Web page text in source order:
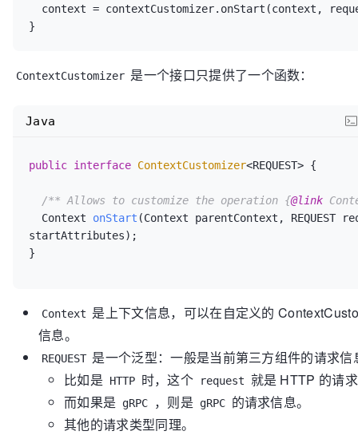
ContextCustomizer 是一个接口只提供了一个函数：
public interface ContextCustomizer<REQUEST> {
/** Allows to customize the operation {@link
  Context
onStart (Context parentContext, REQUEST
startAttributes) ;
Java
Context 是上下文信息，可以在自定义的
信息。
REQUEST 是一个泛型：一般是当前第三方组件的请求信
比如是
HTTP 时，这个 request 就是 HTTP 的请
而如果是
gRPC ，则是 gRPC 的请求信息。
其他的请求类型同理。